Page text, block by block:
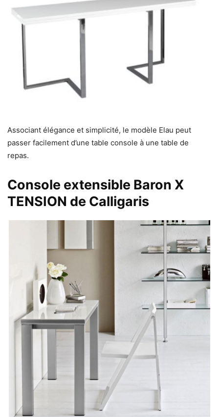
Associant élégance et simplicité, le modèle Elau peut
passer facilement d’une table console à une table de
repas.
Console extensible Baron X
TENSION de Calligaris